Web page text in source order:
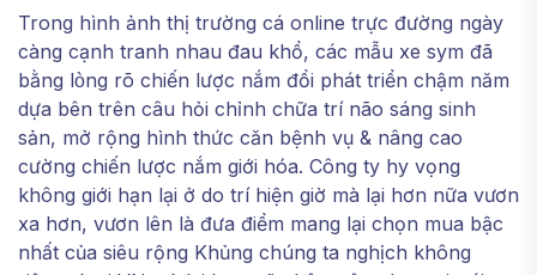
Trong hình ảnh thị trường cá online trực đường ngày
càng cạnh tranh nhau đau khổ, các mẫu xe sym đã
bằng lòng rõ chiến lược nắm đổi phát triển chậm năm
dựa bên trên câu hỏi chỉnh chữa trí não sáng sinh
sản, mở rộng hình thức căn bệnh vụ & nâng cao
cường chiến lược nắm giới hóa. Công ty hy vọng
không giới hạn lại ở do trí hiện giờ mà lại hơn nữa vươn
xa hơn, vươn lên là đưa điểm mang lại chọn mua bậc
nhất của siêu rộng Khủng chúng ta nghịch không